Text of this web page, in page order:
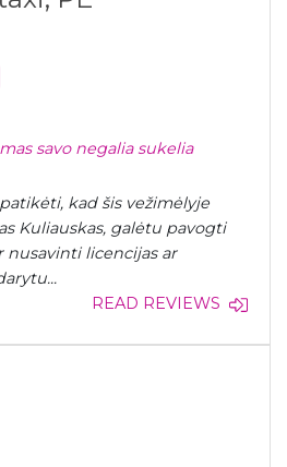
savo negalia sukelia
kad šis vežimėlyje
Kuliauskas, galėtu pavogti
nusavinti licencijas ar
READ REVIEWS